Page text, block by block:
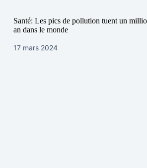
Santé: Les pics de pollution tuent un
an dans le monde
17 mars 2024